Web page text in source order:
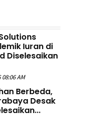
Iuran di
Diselesaikan
AM
Berbeda,
Desak